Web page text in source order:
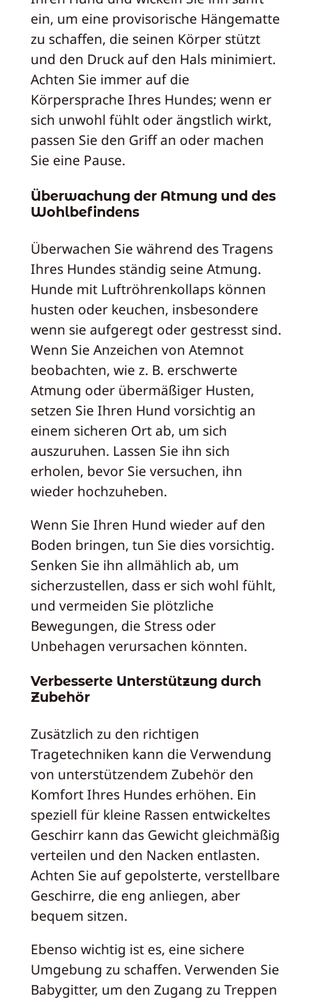
ein, um eine provisorische Hängematte
zu schaffen, die seinen Körper stützt
und den Druck auf den Hals minimiert.
Achten Sie immer auf die
Körpersprache Ihres Hundes; wenn er
sich unwohl fühlt oder ängstlich wirkt,
passen Sie den Griff an oder machen
Sie eine Pause.
Überwachung der Atmung und des
Wohlbefindens
Überwachen Sie während des Tragens
Ihres Hundes ständig seine Atmung.
Hunde mit Luftröhrenkollaps können
husten oder keuchen, insbesondere
wenn sie aufgeregt oder gestresst sind.
Wenn Sie Anzeichen von Atemnot
beobachten, wie z. B. erschwerte
Atmung oder übermäßiger Husten,
setzen Sie Ihren Hund vorsichtig an
einem sicheren Ort ab, um sich
auszuruhen. Lassen Sie ihn sich
erholen, bevor Sie versuchen, ihn
wieder hochzuheben.
Wenn Sie Ihren Hund wieder auf den
Boden bringen, tun Sie dies vorsichtig.
Senken Sie ihn allmählich ab, um
sicherzustellen, dass er sich wohl fühlt,
und vermeiden Sie plötzliche
Bewegungen, die Stress oder
Unbehagen verursachen könnten.
Verbesserte Unterstützung durch
Zubehör
Zusätzlich zu den richtigen
Tragetechniken kann die Verwendung
von unterstützendem Zubehör den
Komfort Ihres Hundes erhöhen. Ein
speziell für kleine Rassen entwickeltes
Geschirr kann das Gewicht gleichmäßig
verteilen und den Nacken entlasten.
Achten Sie auf gepolsterte, verstellbare
Geschirre, die eng anliegen, aber
bequem sitzen.
Ebenso wichtig ist es, eine sichere
Umgebung zu schaffen. Verwenden Sie
Babygitter, um den Zugang zu Treppen